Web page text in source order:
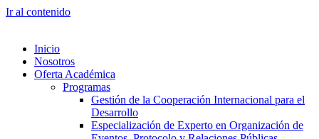
Ir al contenido
Inicio
Nosotros
Oferta Académica
Programas
Gestión de la Cooperación Internacional para el
Desarrollo
Especialización de Experto en Organización de